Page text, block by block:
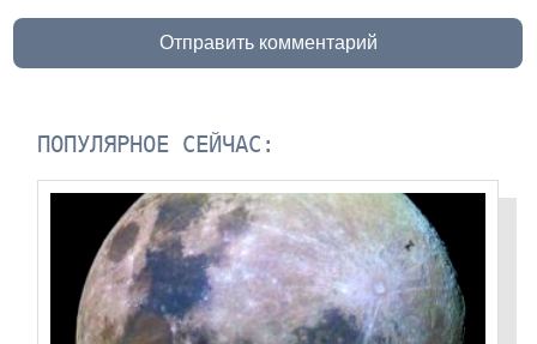
Отправить комментарий
ПОПУЛЯРНОЕ СЕЙЧАС: